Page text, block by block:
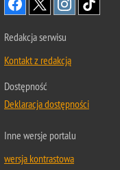
Redakcja serwisu
Kontakt z redakcją
Dostępność
Deklaracja dostępności
Inne wersje portalu
wersja kontrastowa